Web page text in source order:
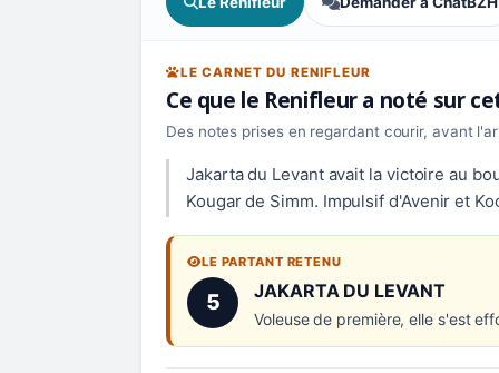
LE CARNET DU RENIFLEUR
Ce que le Renifleur a noté sur
Des notes prises en regardant courir, avant
Jakarta du Levant avait la victoire au
Kougar de Simm. Impulsif d'Avenir et
LE PARTANT RETENU
5 Numéro 5 :
JAKARTA DU LEVANT
Voleuse de première, elle s'est